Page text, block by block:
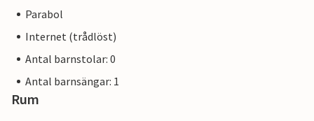
Parabol
Internet (trådlöst)
Antal barnstolar: 0
Antal barnsängar: 1
Rum